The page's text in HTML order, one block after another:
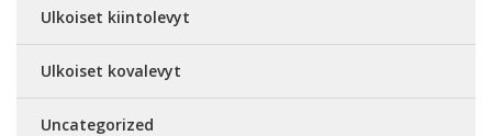
Ulkoiset kiintolevyt
Ulkoiset kovalevyt
Uncategorized